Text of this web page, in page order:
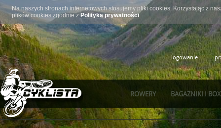
Na naszych stronach internetowych stosujemy pliki cookies. Korzystając z
plików cookies zgodnie zPolityką prywatności.
logowanie
BAGAŻNIKI I
ROWERY